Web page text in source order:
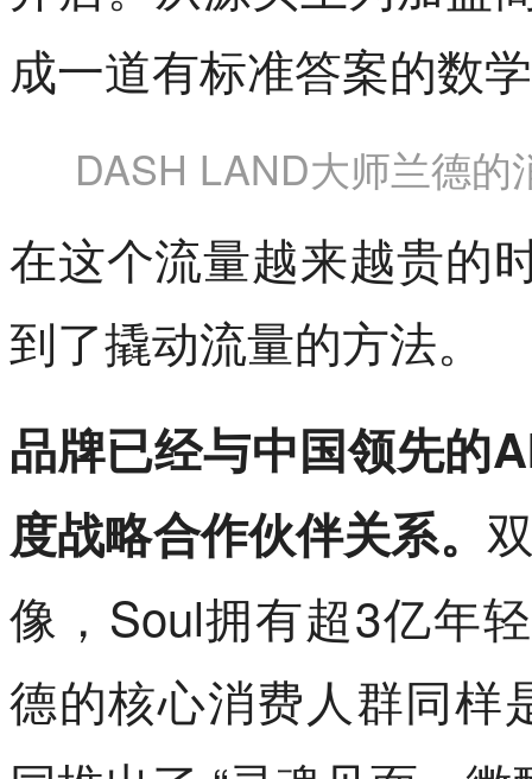
成一道有标准答案的数
DASH LAND大师兰德
在这个流量越来越贵的
到了撬动流量的方法。
品牌已经与中国领先的
度战略合作伙伴关系。
像，Soul拥有超3亿年
德的核心消费人群同样